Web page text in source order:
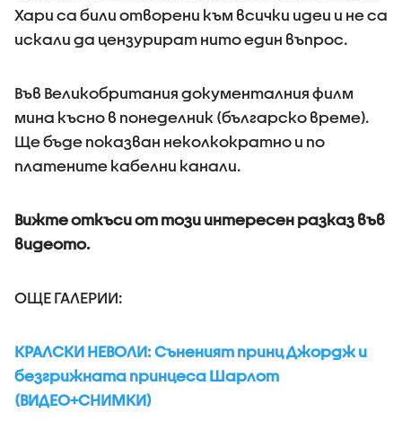
Хари са били отворени към всички идеи и не са
искали да цензурират нито един въпрос.
Във Великобритания документалния филм
мина късно в понеделник (българско време).
Ще бъде показван неколкократно и по
платените кабелни канали.
Вижте откъси от този интересен разказ във
видеото.
ОЩЕ ГАЛЕРИИ:
КРАЛСКИ НЕВОЛИ: Съненият принц Джордж и
безгрижната принцеса Шарлот
(ВИДЕО+СНИМКИ)